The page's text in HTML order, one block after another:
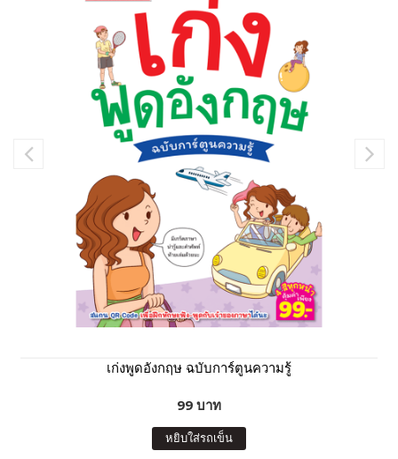
เก่งพูดอังกฤษ ฉบับการ์ตูนความรู้
99 บาท
หยิบใส่รถเข็น